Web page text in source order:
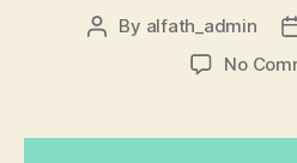
By alfath_admin
No